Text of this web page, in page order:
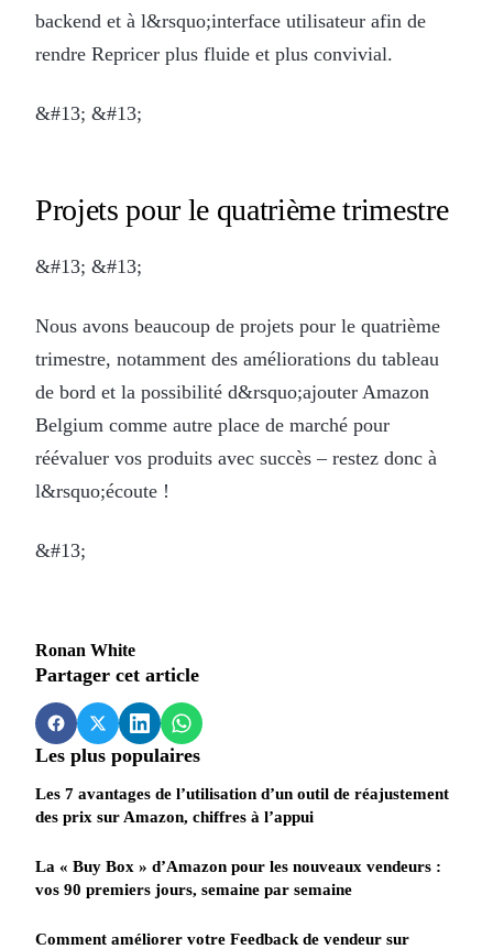
backend et à l&rsquo;interface utilisateur afin de
rendre Repricer plus fluide et plus convivial.
&#13; &#13;
Projets pour le quatrième trimestre
&#13; &#13;
Nous avons beaucoup de projets pour le quatrième
trimestre, notamment des améliorations du tableau
de bord et la possibilité d&rsquo;ajouter Amazon
Belgium comme autre place de marché pour
réévaluer vos produits avec succès – restez donc à
l&rsquo;écoute !
&#13;
Ronan White
Partager cet article
Les plus populaires
Les 7 avantages de l’utilisation d’un outil de réajustement
des prix sur Amazon, chiffres à l’appui
La « Buy Box » d’Amazon pour les nouveaux vendeurs :
vos 90 premiers jours, semaine par semaine
Comment améliorer votre Feedback de vendeur sur